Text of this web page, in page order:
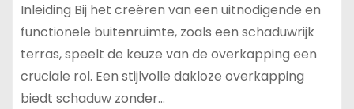
Inleiding Bij het creëren van een uitnodigende en
functionele buitenruimte, zoals een schaduwrijk
terras, speelt de keuze van de overkapping een
cruciale rol. Een stijlvolle dakloze overkapping
biedt schaduw zonder…